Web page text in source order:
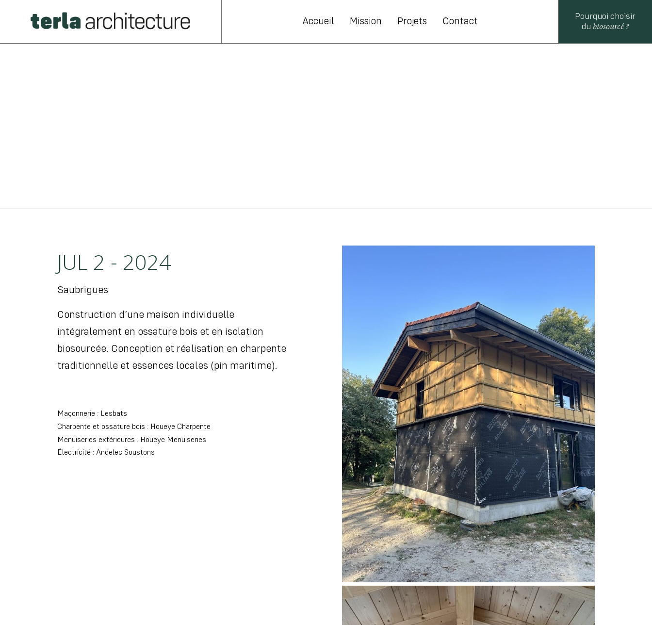
Accueil Mission Projets Contact
Pourquoi choisir
du biosourcé ?
JUL 2 - 2024
Saubrigues
Construction d’une maison individuelle
intégralement en ossature bois et en isolation
biosourcée. Conception et réalisation en charpente
traditionnelle et essences locales (pin maritime).
Maçonnerie : Lesbats
Charpente et ossature bois : Houeye Charpente
Menuiseries extérieures : Houeye Menuiseries
Électricité : Andelec Soustons